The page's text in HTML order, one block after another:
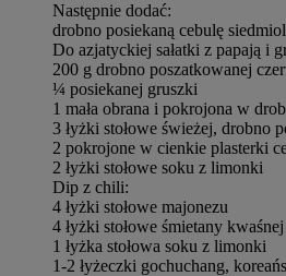
Następnie dodać:
drobno posiekaną cebulę
Do azjatyckiej sałatki z papają i
200 g drobno poszatkowanej
¼ posiekanej gruszki
1 mała obrana i pokrojona w
3 łyżki stołowe świeżej, drobno
2 pokrojone w cienkie plasterki
2 łyżki stołowe soku z limonki
Dip z chili:
4 łyżki stołowe majonezu
4 łyżki stołowe śmietany
1 łyżka stołowa soku z limonki
1-2 łyżeczki gochuchang,